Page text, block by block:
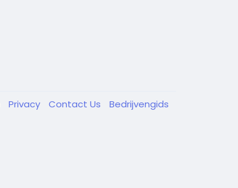
Privacy Contact Us Bedrijvengids